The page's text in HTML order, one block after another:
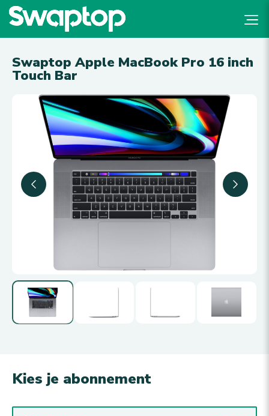
Swaptop Apple MacBook Pro 16 inch
Touch Bar
Kies je abonnement